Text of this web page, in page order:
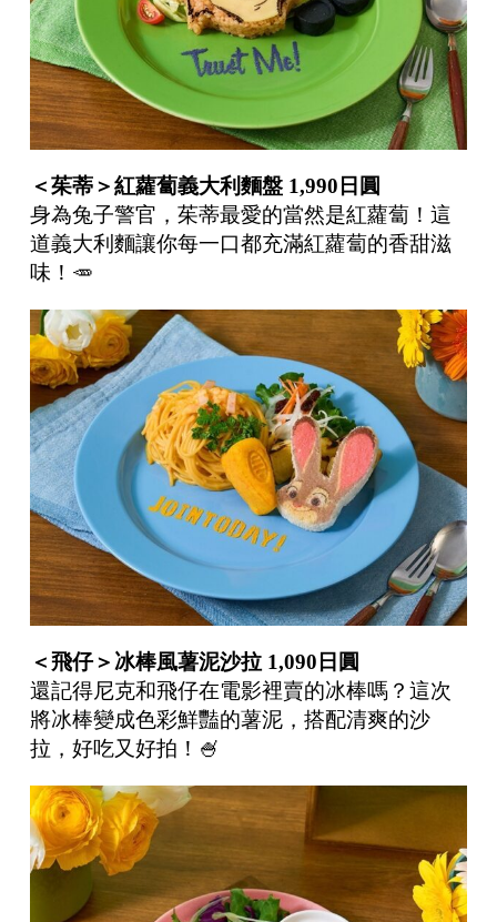
＜茱蒂＞紅蘿蔔義大利麵盤1,990 日圓
身為兔子警官，茱蒂最愛的當然是紅蘿蔔！這
道義大利麵讓你每一口都充滿紅蘿蔔的香甜滋
味！🥕
＜飛仔＞冰棒風薯泥沙拉1,090 日圓
還記得尼克和飛仔在電影裡賣的冰棒嗎？這次
將冰棒變成色彩鮮豔的薯泥，搭配清爽的沙
拉，好吃又好拍！🍧